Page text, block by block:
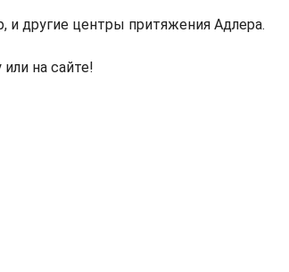
и другие центры притяжения Адлера.
на сайте!